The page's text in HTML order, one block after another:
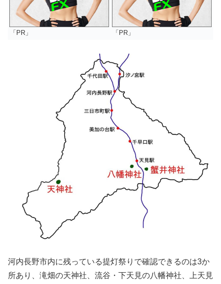
「PR」 「PR」
河内長野市内に残っている提灯祭りで確認できるのは3か
所あり、滝畑の天神社、流谷・下天見の八幡神社、上天見